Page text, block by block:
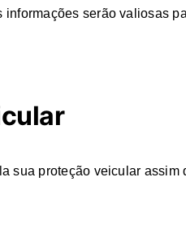
serão valiosas
sua proteção veicular